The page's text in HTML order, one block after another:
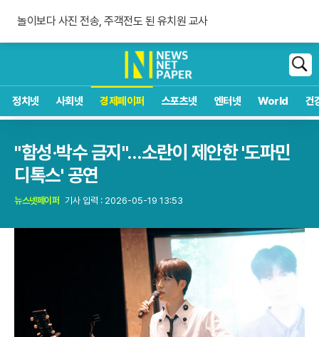
검
색
정치넷 사회넷 경제페이퍼 스포츠넷 엔터넷 World 건
놀이보다 사진 전송, 주객전도 된 유치원 교사
숀 멘데스 공개 열애, 브루나에 사랑 고백
"함성·박수 금지"…소란이 제안한 '도파민
디톡스' 공연
뉴스넷페이퍼 기사 입력 : 2026-05-19 13:53